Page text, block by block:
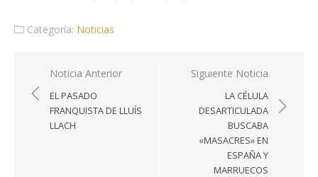
Categoría: Noticias
Navegación
de
entradas
Noticia Anterior
EL PASADO
FRANQUISTA DE LLUÍS
LLACH
Siguiente Noticia
LA CÉLULA
DESARTICULADA
BUSCABA
«MASACRES» EN
ESPAÑA Y
MARRUECOS